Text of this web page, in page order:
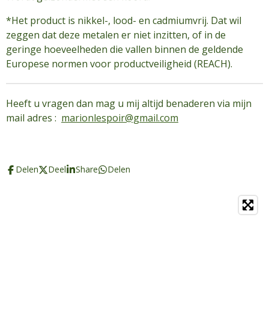
*Het product is nikkel-, lood- en cadmiumvrij. Dat wil
zeggen dat deze metalen er niet inzitten, of in de
geringe hoeveelheden die vallen binnen de geldende
Europese normen voor productveiligheid (REACH).
Heeft u vragen dan mag u mij altijd benaderen via mijn
mail adres : marionlespoir@gmail.com
Delen Deel Share Delen